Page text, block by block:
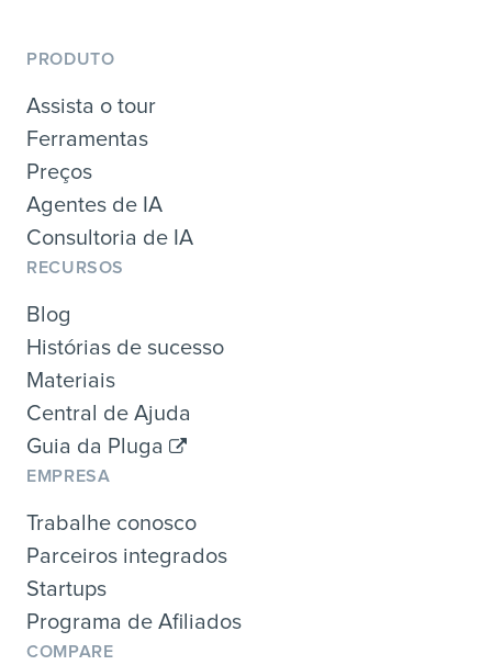
PRODUTO
Assista o tour
Ferramentas
Preços
Agentes de IA
Consultoria de IA
RECURSOS
Blog
Histórias de sucesso
Materiais
Central de Ajuda
Guia da Pluga
EMPRESA
Trabalhe conosco
Parceiros integrados
Startups
Programa de Afiliados
COMPARE